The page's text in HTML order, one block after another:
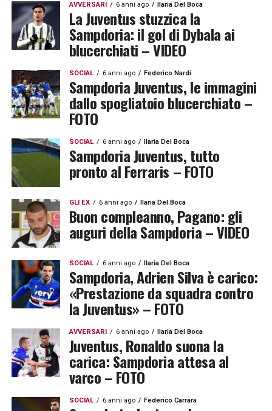
AVVERSARI 6 anni ago Ilaria Del Boca
La Juventus stuzzica la
Sampdoria: il gol di Dybala ai
blucerchiati – VIDEO
SOCIAL 6 anni ago Federico Nardi
Sampdoria Juventus, le immagini
dallo spogliatoio blucerchiato –
FOTO
SOCIAL 6 anni ago Ilaria Del Boca
Sampdoria Juventus, tutto
pronto al Ferraris – FOTO
GLI EX 6 anni ago Ilaria Del Boca
Buon compleanno, Pagano: gli
auguri della Sampdoria – VIDEO
SOCIAL 6 anni ago Ilaria Del Boca
Sampdoria, Adrien Silva è carico:
«Prestazione da squadra contro
la Juventus» – FOTO
AVVERSARI 6 anni ago Ilaria Del Boca
Juventus, Ronaldo suona la
carica: Sampdoria attesa al
varco – FOTO
SOCIAL 6 anni ago Federico Carrara